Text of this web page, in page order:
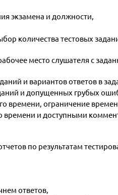
экзамена и должности,
количества тестовых
место слушателя с
и вариантов ответов в
и допущенных грубых
времени, ограничение
времени и доступными
по результатам
ответов,